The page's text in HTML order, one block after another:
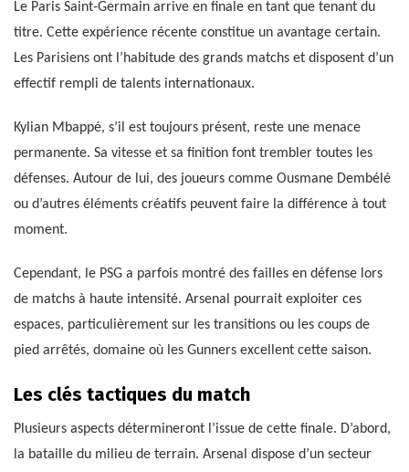
Le Paris Saint-Germain arrive en finale en tant que tenant du
titre. Cette expérience récente constitue un avantage certain.
Les Parisiens ont l’habitude des grands matchs et disposent d’un
effectif rempli de talents internationaux.
Kylian Mbappé, s’il est toujours présent, reste une menace
permanente. Sa vitesse et sa finition font trembler toutes les
défenses. Autour de lui, des joueurs comme Ousmane Dembélé
ou d’autres éléments créatifs peuvent faire la différence à tout
moment.
Cependant, le PSG a parfois montré des failles en défense lors
de matchs à haute intensité. Arsenal pourrait exploiter ces
espaces, particulièrement sur les transitions ou les coups de
pied arrêtés, domaine où les Gunners excellent cette saison.
Les clés tactiques du match
Plusieurs aspects détermineront l’issue de cette finale. D’abord,
la bataille du milieu de terrain. Arsenal dispose d’un secteur